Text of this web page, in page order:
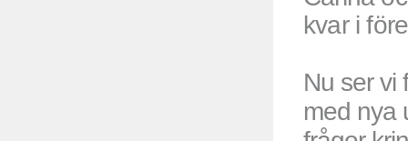
kvar i
Nu ser vi
med nya